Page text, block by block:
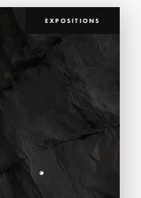
EXPOSITIONS